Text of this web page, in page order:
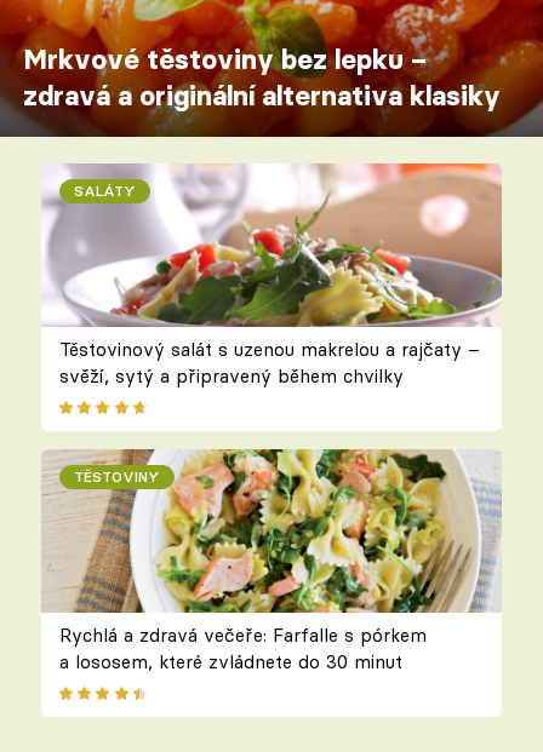
Mrkvové těstoviny bez lepku –
zdravá a originální alternativa klasiky
SALÁTY
Těstovinový salát s uzenou makrelou a rajčaty –
svěží, sytý a připravený během chvilky
TĚSTOVINY
Rychlá a zdravá večeře: Farfalle s pórkem
a lososem, které zvládnete do 30 minut